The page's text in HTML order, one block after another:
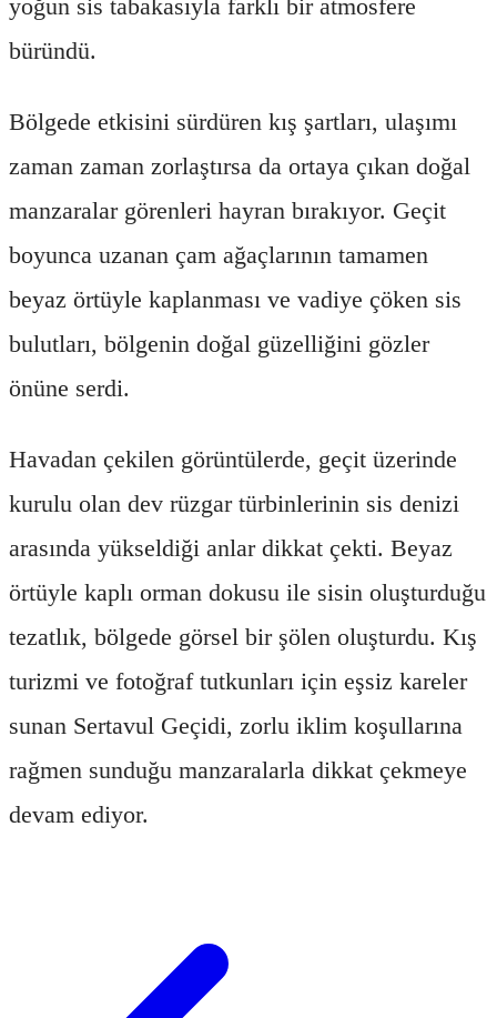
yoğun sis tabakasıyla farklı bir atmosfere
büründü.
Bölgede etkisini sürdüren kış şartları, ulaşımı
zaman zaman zorlaştırsa da ortaya çıkan doğal
manzaralar görenleri hayran bırakıyor. Geçit
boyunca uzanan çam ağaçlarının tamamen
beyaz örtüyle kaplanması ve vadiye çöken sis
bulutları, bölgenin doğal güzelliğini gözler
önüne serdi.
Havadan çekilen görüntülerde, geçit üzerinde
kurulu olan dev rüzgar türbinlerinin sis denizi
arasında yükseldiği anlar dikkat çekti. Beyaz
örtüyle kaplı orman dokusu ile sisin oluşturduğu
tezatlık, bölgede görsel bir şölen oluşturdu. Kış
turizmi ve fotoğraf tutkunları için eşsiz kareler
sunan Sertavul Geçidi, zorlu iklim koşullarına
rağmen sunduğu manzaralarla dikkat çekmeye
devam ediyor.